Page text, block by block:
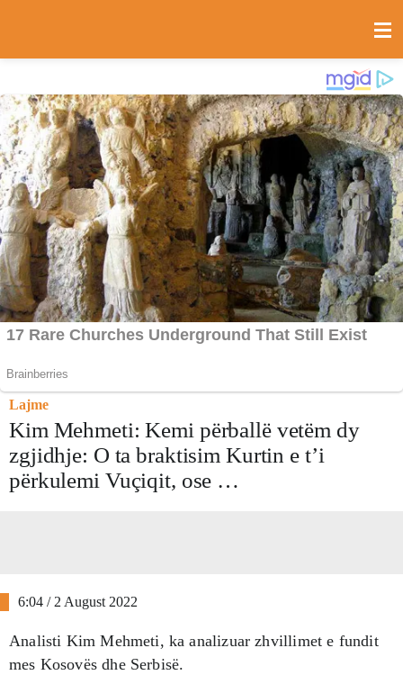
Lajme
Kim Mehmeti: Kemi përballë vetëm dy
zgjidhje: O ta braktisim Kurtin e t’i
përkulemi Vuçiqit, ose …
6:04 / 2 August 2022
Analisti Kim Mehmeti, ka analizuar zhvillimet e fundit
mes Kosovës dhe Serbisë.